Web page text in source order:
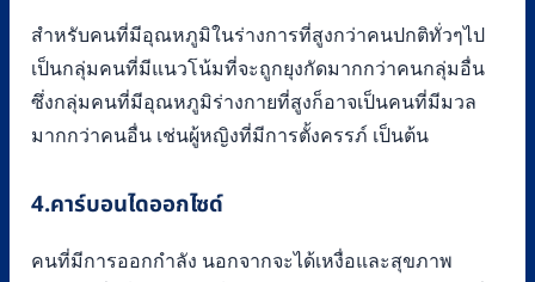
สำหรับคนที่มีอุณหภูมิในร่างการที่สูงกว่าคนปกติทั่วๆไป
เป็นกลุ่มคนที่มีแนวโน้มที่จะถูกยุงกัดมากกว่าคนกลุ่มอื่น
ซึ่งกลุ่มคนที่มีอุณหภูมิร่างกายที่สูงก็อาจเป็นคนที่มีมวล
มากกว่าคนอื่น เช่นผู้หญิงที่มีการตั้งครรภ์ เป็นต้น
4.คาร์บอนไดออกไซด์
คนที่มีการออกกำลัง นอกจากจะได้เหงื่อและสุขภาพ